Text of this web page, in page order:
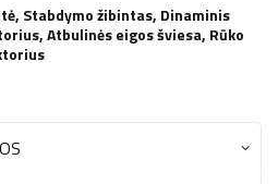
Stabdymo žibintas, Dinaminis
,Atbulinės eigos šviesa, Rūko